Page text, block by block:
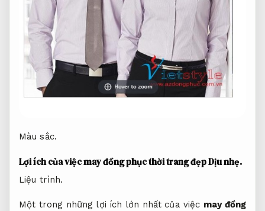
Màu sắc.
Lợi ích của việc may đồng phục thời trang đẹpDịu nhẹ.
Liệu trình.
Một trong những lợi ích lớn nhất của việc may đồng